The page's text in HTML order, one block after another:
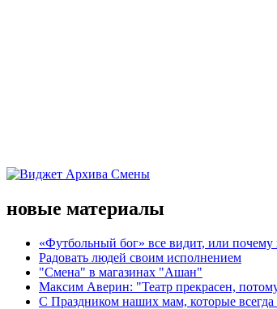
новые материалы
«Футбольный бог» все видит, или
Радовать людей своим исполнением
"Смена" в магазинах "Ашан"
Максим Аверин: "Театр прекрасен,
С Праздником наших мам, которые всегда